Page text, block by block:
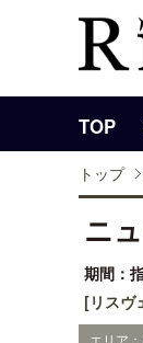
TOP
トップ
ニ
期間：
[リスヴ
エリア